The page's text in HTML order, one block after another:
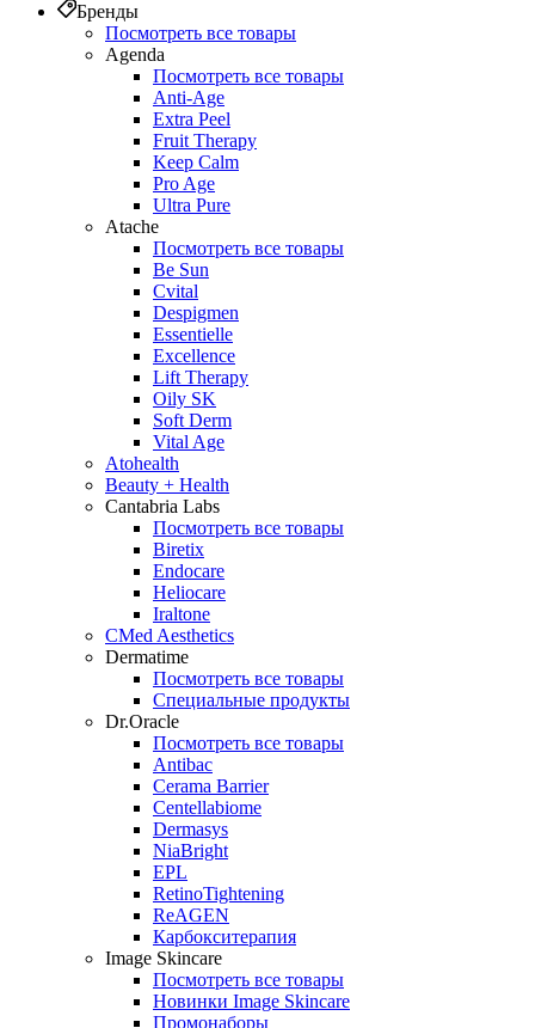
Бренды
Посмотреть все товары
Agenda
Посмотреть все товары
Anti‑Age
Extra Peel
Fruit Therapy
Keep Calm
Pro Age
Ultra Pure
Atache
Посмотреть все товары
Be Sun
Cvital
Despigmen
Essentielle
Excellence
Lift Therapy
Oily SK
Soft Derm
Vital Age
Atohealth
Beauty + Health
Cantabria Labs
Посмотреть все товары
Biretix
Endocare
Heliocare
Iraltone
CMed Aesthetics
Dermatime
Посмотреть все товары
Специальные продукты
Dr.Oracle
Посмотреть все товары
Antibac
Cerama Barrier
Centellabiome
Dermasys
NiaBright
EPL
RetinoTightening
ReAGEN
Карбокситерапия
Image Skincare
Посмотреть все товары
Новинки Image Skincare
Промонаборы